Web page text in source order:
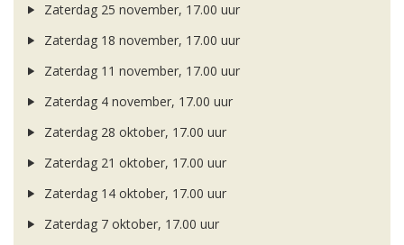
Zaterdag 25 november, 17.00 uur
Zaterdag 18 november, 17.00 uur
Zaterdag 11 november, 17.00 uur
Zaterdag 4 november, 17.00 uur
Zaterdag 28 oktober, 17.00 uur
Zaterdag 21 oktober, 17.00 uur
Zaterdag 14 oktober, 17.00 uur
Zaterdag 7 oktober, 17.00 uur